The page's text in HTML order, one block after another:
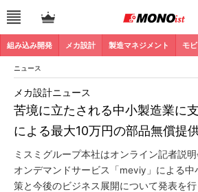
組み込み開発 メカ設計 製造マネジメント モ
ニュース
苦境に立たされる中小製造業に
による最大10万円の部品無償提
メカ設計ニュース
ミスミグループ本社はオンライン記者説
オンデマンドサービス「meviy」による中
策と今後のビジネス展開について発表を行